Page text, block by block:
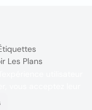
Les Plans
vous acceptez leur